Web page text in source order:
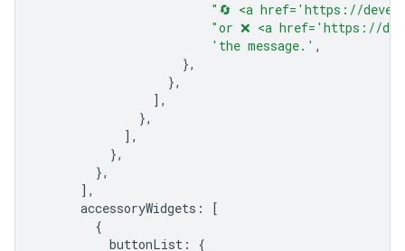
"🔄 <a href='https://
"or ❌ <a href='https://
'the message.' ,
},
},
],
},
],
},
},
],
accessoryWidgets :
[
{
buttonList :
{